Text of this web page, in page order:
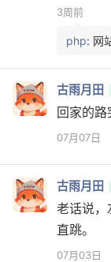
3周前
php: 网
古雨月田
回家的
07月07日
古雨月田
老话说，
直跳。
07月03日